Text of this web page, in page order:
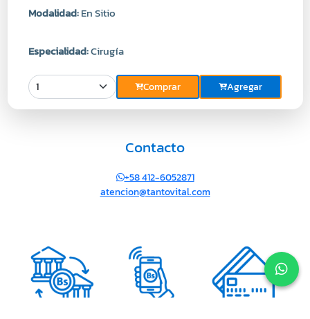
Modalidad:En Sitio
Especialidad:Cirugía
Comprar Agregar
Contacto
+58 412-6052871
atencion@tantovital.com